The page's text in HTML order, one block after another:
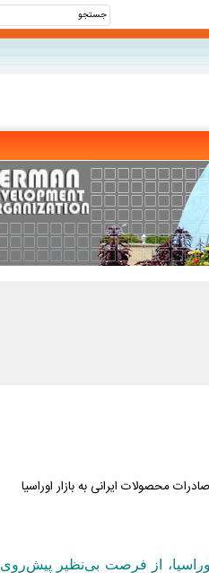
محصولات ایرانی به بازار اوراسیا
اوراسیا، از فرصت بی‌نظیر پیش‌روی